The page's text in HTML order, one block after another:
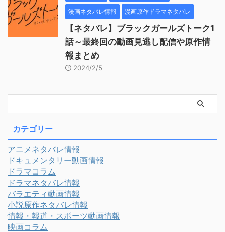
漫画ネタバレ情報 漫画原作ドラマネタバレ
【ネタバレ】ブラックガールズトーク1
話～最終回の動画見逃し配信や原作情
報まとめ
2024/2/5
カテゴリー
アニメネタバレ情報
ドキュメンタリー動画情報
ドラマコラム
ドラマネタバレ情報
バラエティ動画情報
小説原作ネタバレ情報
情報・報道・スポーツ動画情報
映画コラム